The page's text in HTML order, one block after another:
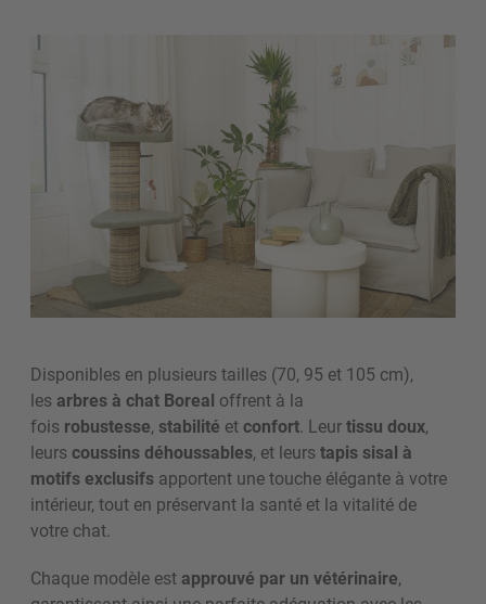
Disponibles en plusieurs tailles (70, 95 et 105 cm),
les arbres à chat Boreal offrent à la
fois robustesse, stabilité etconfort. Leurtissu doux,
leurscoussins déhoussables, et leurstapis sisal à
motifs exclusifs apportent une touche élégante à votre
intérieur, tout en préservant la santé et la vitalité de
votre chat.
Chaque modèle est approuvé par un vétérinaire,